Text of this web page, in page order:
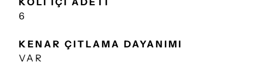
6
KENAR ÇITLAMA DAYANIMI
VAR